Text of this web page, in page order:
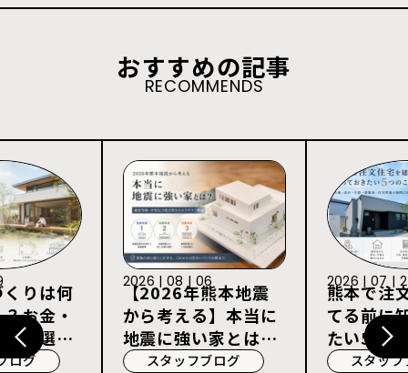
おすすめの記事
RECOMMENDS
りは何
お金・
社選び
ログ
【2026年熊本地震
から考える】本当に
地震に強い家とは？
耐震等級3・許容応
スタッフブログ
2026 | 08 | 06
熊本で注
てる前に
たい5つ
スタッ
2026 | 07 |